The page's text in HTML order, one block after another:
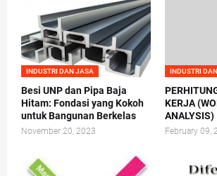
INDUSTRI DAN JASA
Besi UNP dan Pipa Baja
Hitam: Fondasi yang Kokoh
untuk Bangunan Berkelas
November 20, 2023
INDUSTRI
KERJA
ANALYSIS)
February 09,